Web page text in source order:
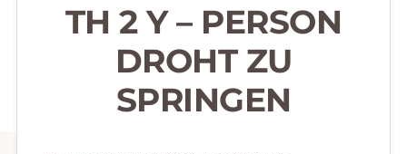
TH 2 Y – PERSON
DROHT ZU
SPRINGEN